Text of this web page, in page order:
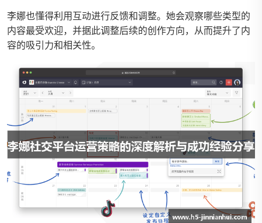
李娜也懂得利用互动进行反馈和调整。她会观察哪些类型的
内容最受欢迎，并据此调整后续的创作方向，从而提升了内
容的吸引力和相关性。